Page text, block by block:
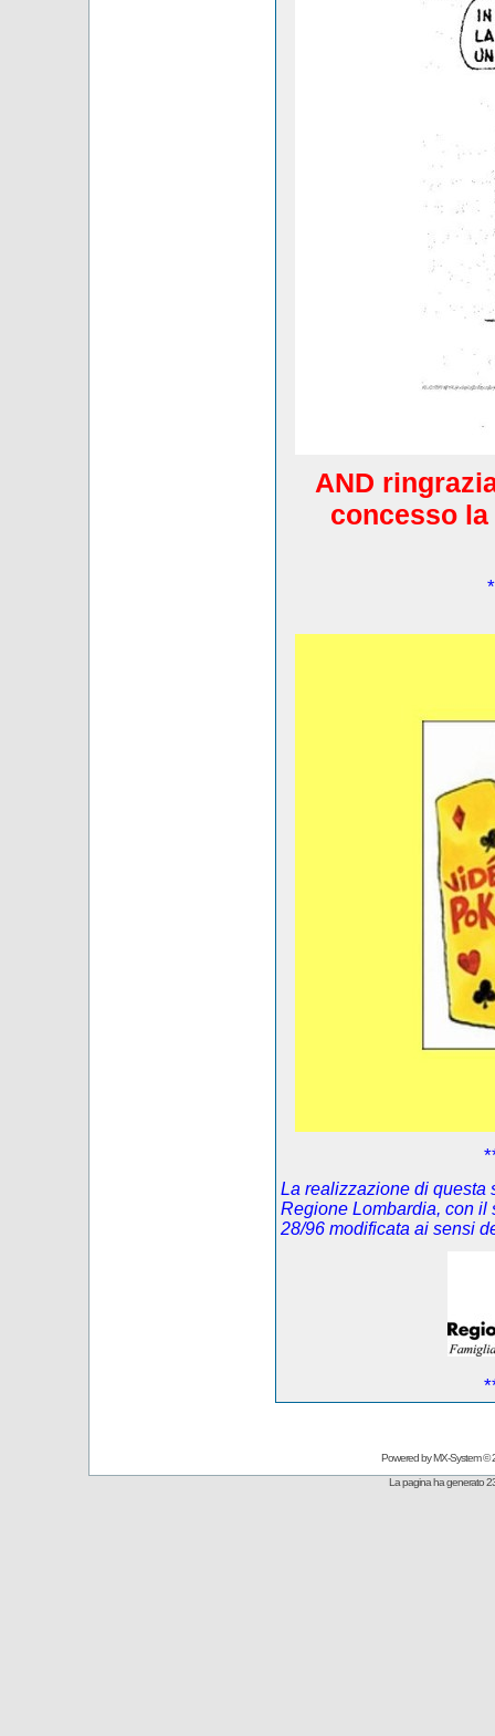
AND
concesso
La realizzazione di questa
Regione Lombardia, con
28/96 modificata ai sensi
Powered byMX-System©
La pagina ha generato